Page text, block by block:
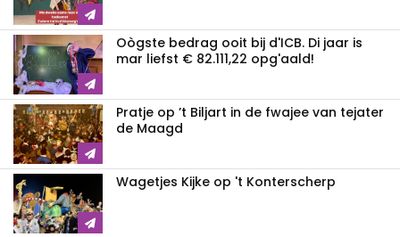
Oògste bedrag ooit bij d'ICB. Di jaar is
mar liefst € 82.111,22 opg'aald!
Pratje op ’t Biljart in de fwajee van tejater
de Maagd
Wagetjes Kijke op 't Konterscherp